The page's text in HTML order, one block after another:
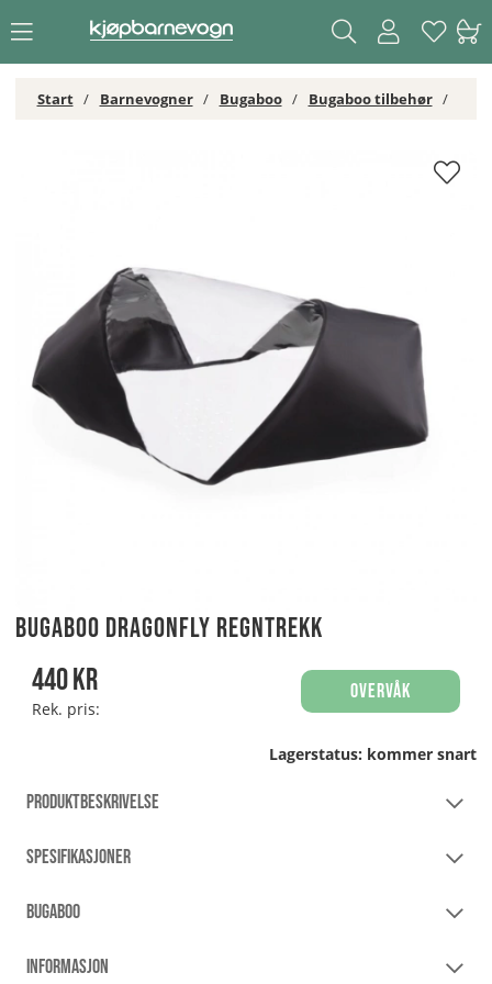
Start Barnevogner Bugaboo Bugaboo tilbehør
Bugaboo Dragonfly Regntrekk
440kr
Rek. pris:
Overvåk
Lagerstatus: kommer snart
PRODUKTBESKRIVELSE
SPESIFIKASJONER
BUGABOO
INFORMASJON